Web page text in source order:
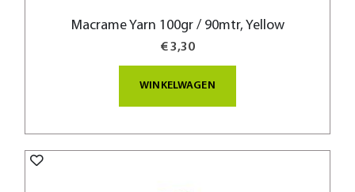
Macrame Yarn 100gr / 90mtr, Yellow
€ 3,30
WINKELWAGEN